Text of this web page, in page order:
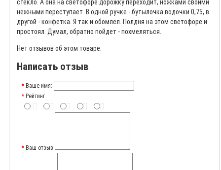
стекло. А она на светофоре дорожку переходит, ножками своими
нежными переступает. В одной ручке - бутылочка водочки 0,75, в
другой - конфетка. Я так и обомлел. Полдня на этом светофоре и
простоял. Думал, обратно пойдет - похмеляться.
Нет отзывов об этом товаре.
Написать отзыв
Ваше имя:
Рейтинг
Ваш отзыв